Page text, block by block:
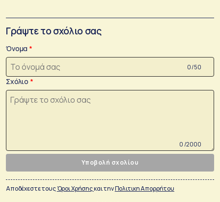
Γράψτε το σχόλιο σας
Όνομα
0 /50
Σχόλιο
0 /2000
Υποβολή σχολίου
Αποδέχεστε τουςΌροι Χρήσηςκαι τηνΠολιτικη Απορρήτου